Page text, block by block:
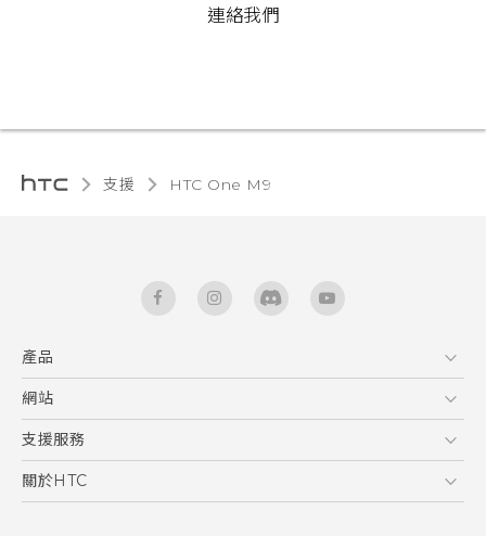
連絡我們
支援 HTC One M9‎
新功能(Android 7 Nougat)
產品
5G
智能手機
區塊鍊手機
網站
HTC Dev
HTC Research
支援服務
服務中心
關於HTC